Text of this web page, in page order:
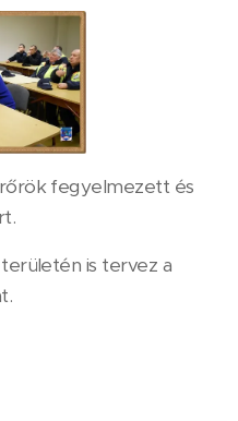
fegyelmezett és
is tervez a